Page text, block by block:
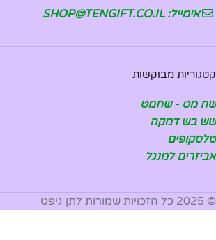
אימייל: SHOP@TENGIFT.CO.IL
קטגוריות מבוקשות
שח מט - שחמט
שש בש דמקה
טלסקופים
אביזרים למנגל
© 2025 כל הזכויות שמורות לתן גיפט